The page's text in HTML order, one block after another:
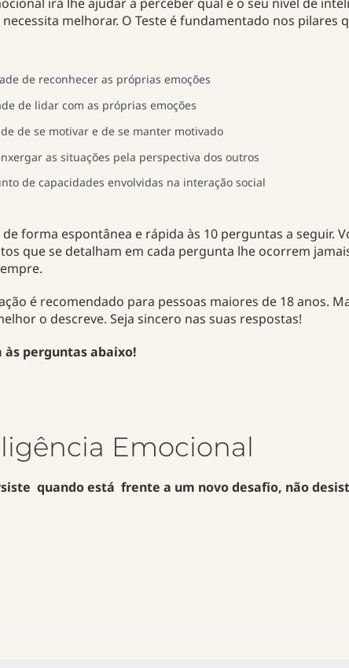
melhorar. O Teste é fundamentado nos pilares
de reconhecer as próprias emoções
de lidar com as próprias emoções
de se motivar e de se manter motivado
as situações pela perspectiva dos outros
de capacidades envolvidas na interação social
forma espontânea e rápida às 10 perguntas a seguir.
que se detalham em cada pergunta lhe ocorrem
é recomendado para pessoas maiores de 18 anos.
o descreve. Seja sincero nas suas respostas!
às perguntas abaixo!
Emocional
quando está frente a um novo desafio, não